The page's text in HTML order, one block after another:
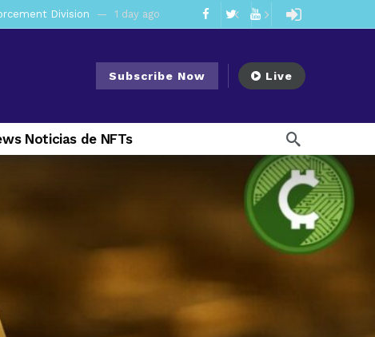
Meeting
1 week ago
Subscribe Now Live
Noticias de NFTs